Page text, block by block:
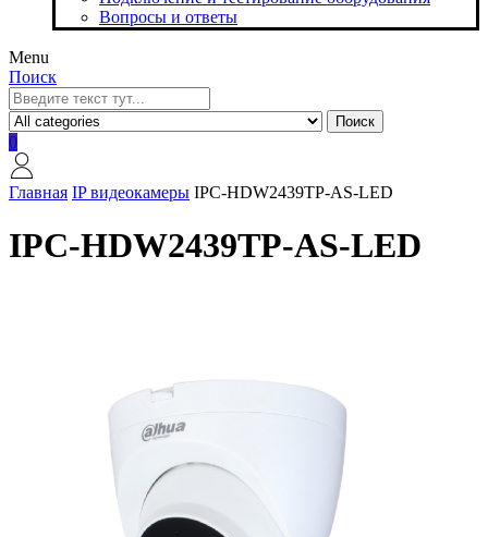
Вопросы и ответы
Menu
Поиск
Поиск
0
Главная IP видеокамеры IPC-HDW2439TP-AS-LED
IPC-HDW2439TP-AS-LED